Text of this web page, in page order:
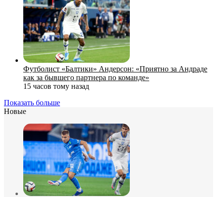
Футболист «Балтики» Андерсон: «Приятно за Андраде
как за бывшего партнера по команде»
15 часов тому назад
Показать больше
Новые